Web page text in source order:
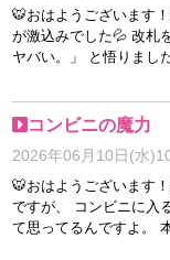
でも、そんな日常を積
気がしています🔥 七転八起って、派手に立ち上がるこ
とだけじゃなくて、「
でいきましょう！ 空を見上げる余裕があれば、それだ
けでも良い朝です☀️ それでは本日もよろしくお願いし
ます！
🐯おはようございます！ダルマで
が激込みでした💦 改札を抜けた瞬間、 「あっ…これは
ヤバい。」 と悟りました(笑) 前に進まない。 人が多
いう名の大乱闘です＼(^o^)／ しかもこうい
て、 時計を見る回数が増えるんですよね。 見たところ
分後にも見る。 完全に時計に圧をかけてます(笑) そし
て心の中では 「頑張れ電車！」 「頑張れ人の流れ！」
「頑張れ俺！」 と謎の応援が始まります(´・ω・｀) な
んとか遅刻せずに到着しましたが、
コンビニの魔力
2026年06月10日(水
🐯おはようございます！ダルマで
ですが、 コンビニに入る時は 「飲み物だけ買おう」 っ
て思ってるんですよ。 本当に。 でも出てくる頃には お